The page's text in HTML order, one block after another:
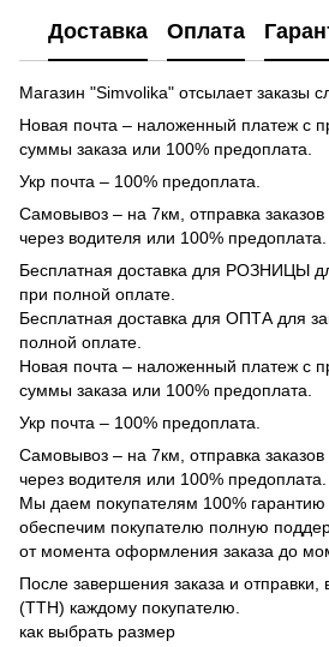
Доставка Оплата
Магазин "Simvolika" отсылает заказы
Новая почта – наложенный платеж с
суммы заказа или 100% предоплата.
Укр почта – 100% предоплата.
Самовывоз – на 7км, отправка заказов
через водителя или 100% предоплата.
Бесплатная доставка для РОЗНИЦЫ
при полной оплате.
Бесплатная доставка для ОПТА для
полной оплате.
Новая почта – наложенный платеж с
суммы заказа или 100% предоплата.
Укр почта – 100% предоплата.
Самовывоз – на 7км, отправка заказов
через водителя или 100% предоплата.
Мы даем покупателям 100% гарантию
обеспечим покупателю полную
от момента оформления заказа до
После завершения заказа и
(ТТН) каждому покупателю.
как выбрать размер